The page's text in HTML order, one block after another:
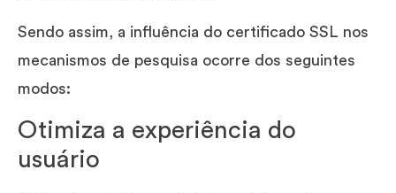
Sendo assim, a influência do certificado SSL nos
mecanismos de pesquisa ocorre dos seguintes
modos:
Otimiza a experiência do
usuário